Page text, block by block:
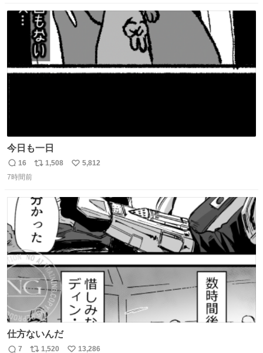
言え。 以上、乗り鉄の端くれの意見でした。
ト
数
数
今日も一日
返
信
16
リ
ト
数
1,508
い
数
5,812
7時間前
仕方ないんだ
7 1,520 13,286